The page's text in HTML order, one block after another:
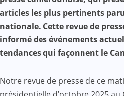
articles les plus pertinents
nationale. Cette revue de
informé des événements
tendances qui façonnent le
Notre revue de presse de ce